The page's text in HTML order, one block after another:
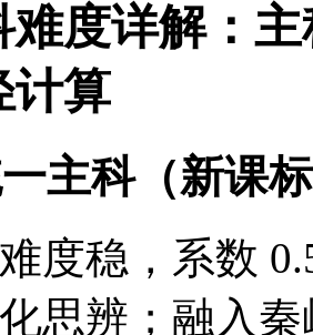
难度详解：
计算
一主科（新课
度稳，系数
思辨；融入